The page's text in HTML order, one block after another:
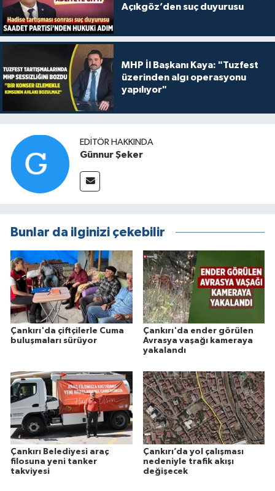
Açıkgöz’den suç duyurusu
MHP İl Başkanı Kaya: "Tuzfest
üzerinden algı operasyonu
yapılıyor"
EDITÖR HAKKINDA
Günnur Şeker
Bunlar da ilginizi çekebilir
Çankırı'da çiftçilerle Cuma
buluşmaları sürüyor
Çankırı'da ender görülen
Avrasya vaşağı kameraya
yakalandı
Çankırı Belediyesi araç
filosuna yeni tanker
takviyesi
Çankırı’da yol çalışması
nedeniyle trafik akışı
değişecek